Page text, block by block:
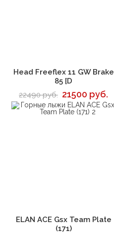
В корзину
Head Freeflex 11 GW Brake
85 [D
22490 руб. 21500 руб.
В корзину
ELAN ACE Gsx Team Plate
(171)